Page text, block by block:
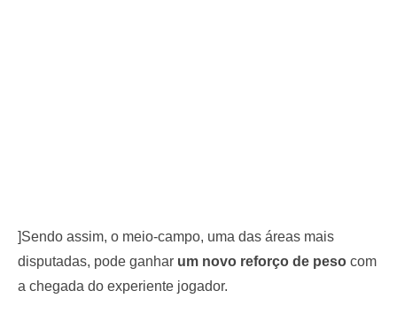
]Sendo assim, o meio-campo, uma das áreas mais
disputadas, pode ganhar um novo reforço de peso com
a chegada do experiente jogador.